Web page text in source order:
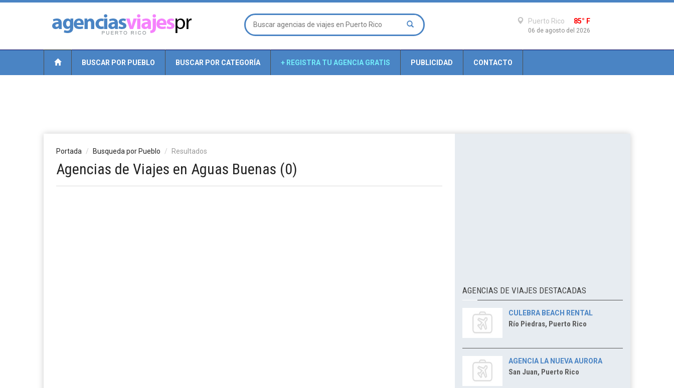
Puerto Rico 85° F
06 de agosto del 2026
BUSCAR POR PUEBLO BUSCAR POR CATEGORÍA + REGISTRA TU AGENCIA GRATIS PUBLICIDAD CONTACTO
Portada Busqueda por Pueblo Resultados
Agencias de Viajes en Aguas Buenas (0)
AGENCIAS DE VIAJES DESTACADAS
CULEBRA BEACH RENTAL
Río Piedras, Puerto Rico
AGENCIA LA NUEVA AURORA
San Juan, Puerto Rico